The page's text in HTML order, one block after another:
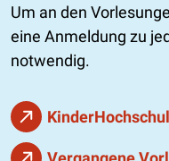
Um an den
eine Anmeldung zu
notwendig.